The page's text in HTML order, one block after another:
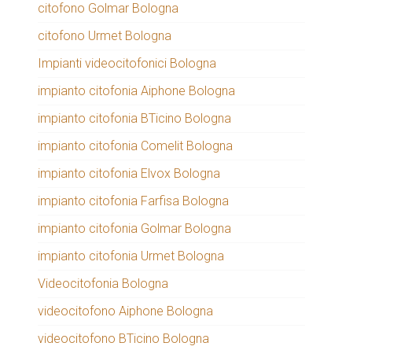
citofono Golmar Bologna
citofono Urmet Bologna
Impianti videocitofonici Bologna
impianto citofonia Aiphone Bologna
impianto citofonia BTicino Bologna
impianto citofonia Comelit Bologna
impianto citofonia Elvox Bologna
impianto citofonia Farfisa Bologna
impianto citofonia Golmar Bologna
impianto citofonia Urmet Bologna
Videocitofonia Bologna
videocitofono Aiphone Bologna
videocitofono BTicino Bologna